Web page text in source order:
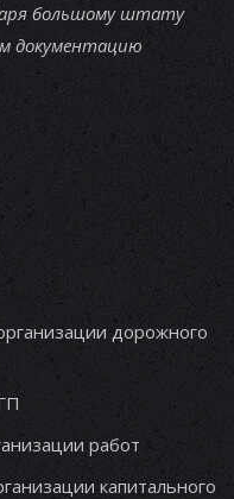
большому штату
документацию
дорожного
работ
капитального